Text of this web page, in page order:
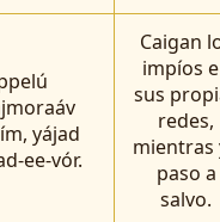
yájad
ee-vór.
Caigan
impíos
sus
redes,
mientras
paso a
salvo.